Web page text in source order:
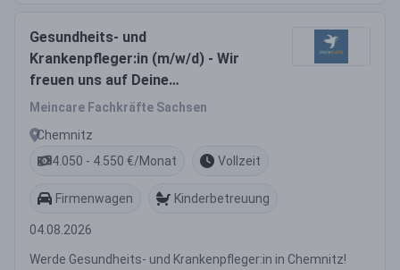
Gesundheits- und
Krankenpfleger:in (m/w/d) - Wir
freuen uns auf Deine
Unterstützung!
Meincare Fachkräfte Sachsen
Chemnitz
4.050 - 4.550 €/Monat
Vollzeit
Firmenwagen Kinderbetreuung
04.08.2026
Werde Gesundheits- und Krankenpfleger:in in Chemnitz!